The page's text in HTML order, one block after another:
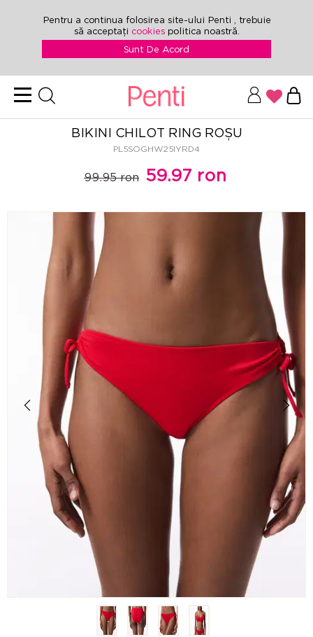
Pentru a continua folosirea site-ului Penti , trebuie
să acceptați cookies politica noastră.
Sunt De Acord
BIKINI CHILOT RING ROȘU
PL5SOGHW25IYRD4
99.95 ron 59.97 ron